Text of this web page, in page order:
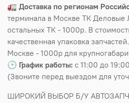
🚛 Доставка по регионам
терминала в Москве ТК
остальных ТК - 1000р. В
качественная упаковка
Москве - 1000р для
🕒 График работы: с 11:00 до
(Звоните перед выездом для
ШИРОКИЙ ВЫБОР Б/У